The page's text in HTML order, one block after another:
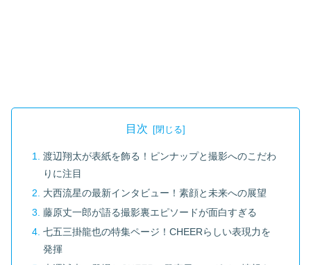
目次
渡辺翔太が表紙を飾る！ピンナップと撮影へのこだわ
りに注目
大西流星の最新インタビュー！素顔と未来への展望
藤原丈一郎が語る撮影裏エピソードが面白すぎる
七五三掛龍也の特集ページ！CHEERらしい表現力を
発揮